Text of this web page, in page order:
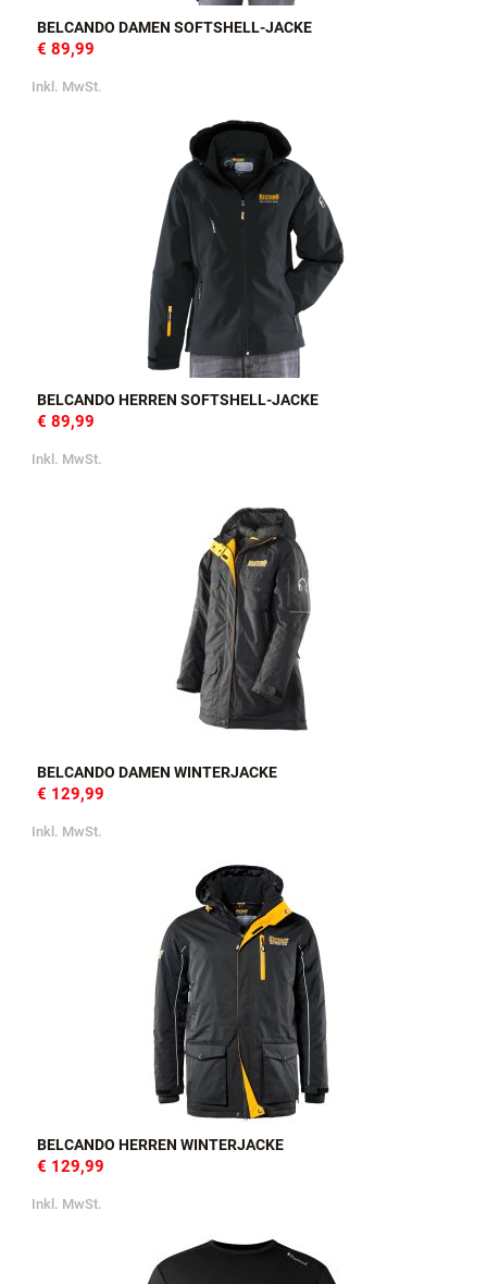
BELCANDO DAMEN SOFTSHELL-JACKE
€ 89,99
Inkl. MwSt.
BELCANDO HERREN SOFTSHELL-JACKE
€ 89,99
Inkl. MwSt.
BELCANDO DAMEN WINTERJACKE
€ 129,99
Inkl. MwSt.
BELCANDO HERREN WINTERJACKE
€ 129,99
Inkl. MwSt.